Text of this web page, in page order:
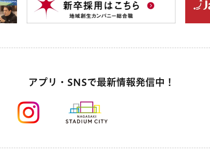
アプリ・SNSで最新情報発信中！